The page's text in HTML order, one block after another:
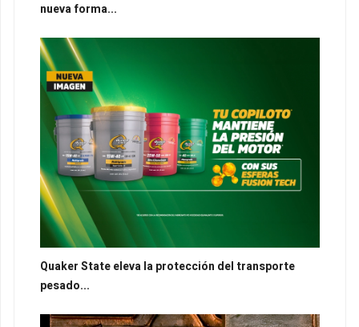
nueva forma...
Quaker State eleva la protección del transporte
pesado...